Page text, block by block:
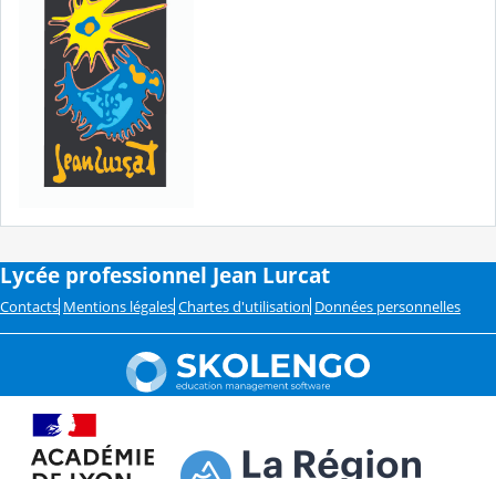
Lycée professionnel Jean Lurcat
Contacts Mentions légales Chartes d'utilisation Données personnelles